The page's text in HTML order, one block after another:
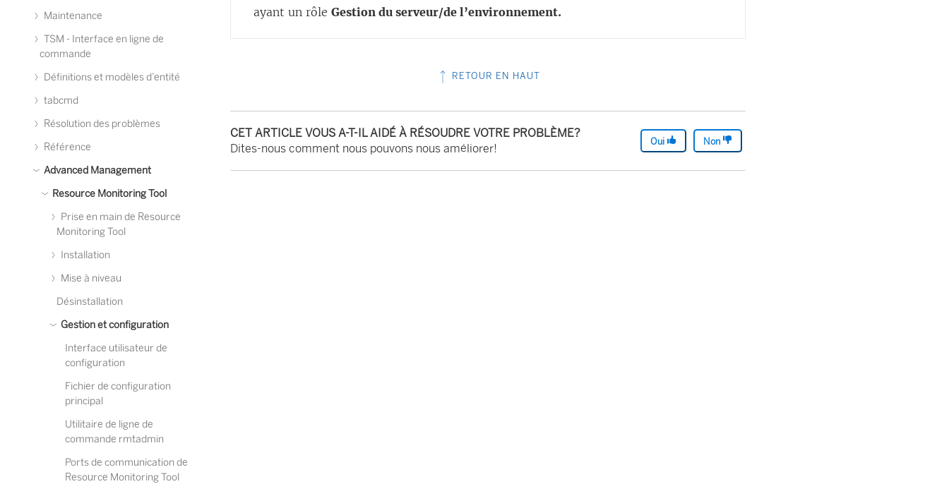
Maintenance
TSM - Interface en ligne de
commande
Définitions et modèles d’entité
tabcmd
Résolution des problèmes
Référence
Advanced Management
Resource Monitoring Tool
Prise en main de Resource
Monitoring Tool
Installation
Mise à niveau
Désinstallation
Gestion et configuration
Interface utilisateur de
configuration
Fichier de configuration
principal
Utilitaire de ligne de
commande rmtadmin
Ports de communication de
Resource Monitoring Tool
ayant un rôleGestion du serveur/de l’environnement.
RETOUR EN HAUT
CET ARTICLE VOUS A-T-IL AIDÉ À RÉSOUDRE VOTRE PROBLÈME?
Dites-nous comment nous pouvons nous améliorer!
Oui Non